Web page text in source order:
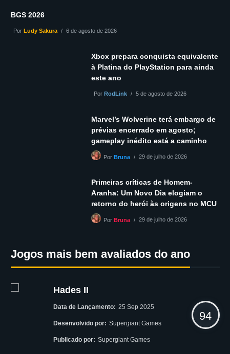
BGS 2026
PorLudy Sakura 6 de agosto de 2026
Xbox prepara conquista equivalente
à Platina do PlayStation para ainda
este ano
Por RodLink 5 de agosto de 2026
Marvel’s Wolverine terá embargo de
prévias encerrado em agosto;
gameplay inédito está a caminho
PorBruna 29 de julho de 2026
Primeiras críticas de Homem-
Aranha: Um Novo Dia elogiam o
retorno do herói às origens no MCU
PorBruna 29 de julho de 2026
Jogos mais bem avaliados do ano
Hades II
Data de Lançamento: 25 Sep 2025
Desenvolvido por: Supergiant Games
Publicado por: Supergiant Games
94